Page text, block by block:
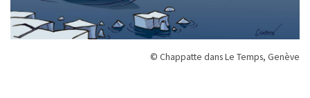
© Chappatte dans Le Temps, Genève